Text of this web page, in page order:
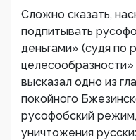
Сложно сказать,
подпитывать
деньгами» (судя по
высказал одно из
покойного
русофобский
уничтожения